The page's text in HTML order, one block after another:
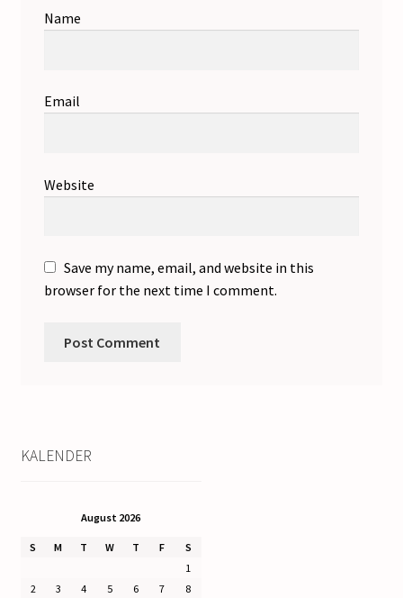
Name
Email
Website
Save my name, email, and website in this
browser for the next time I comment.
KALENDER
August 2026
S M T W T F
S
1
2
3 4 5 6 7
8